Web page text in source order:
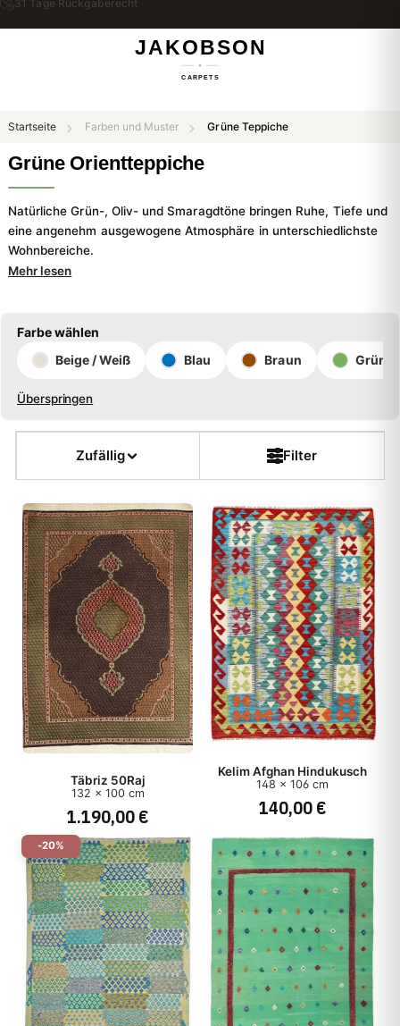
Kostenloser Versand & Rückversand
Startseite Farben und Muster Grüne Teppiche
Grüne Orientteppiche
Natürliche Grün-, Oliv- und Smaragdtöne bringen Ruhe, Tiefe und
eine angenehm ausgewogene Atmosphäre in unterschiedlichste
Wohnbereiche.
Mehr lesen
Form
Kette
Flor
Dicke
Muster
Teppichart
Herkunft
Herstellungsart
Stil
Preis
Farbe wählen
Beige / Weiß
Blau Braun Grün
Überspringen
Zufällig Filter
Täbriz 50Raj
132 x 100 cm
1.190,00 €
Kelim Afghan Hindukusch
148 x 106 cm
140,00 €
-20%